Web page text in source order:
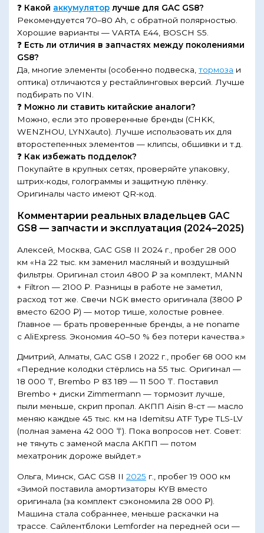
❓ Какой аккумулятор лучше для GAC GS8?
Рекомендуется 70–80 Ah, с обратной полярностью.
Хорошие варианты — VARTA E44, BOSCH S5.
❓ Есть ли отличия в запчастях между поколениями
GS8?
Да, многие элементы (особенно подвеска,тормоза и
оптика) отличаются у рестайлинговых версий. Лучше
подбирать по VIN.
❓ Можно ли ставить китайские аналоги?
Можно, если это проверенные бренды (CHKK,
WENZHOU, LYNXauto). Лучше использовать их для
второстепенных элементов — клипсы, обшивки и т.д.
❓ Как избежать подделок?
Покупайте в крупных сетях, проверяйте упаковку,
штрих-коды, голограммы и защитную плёнку.
Оригиналы часто имеют QR-код.
Комментарии реальных владельцев GAC
GS8 — запчасти и эксплуатация (2024–2025)
Алексей, Москва, GAC GS8 II 2024 г., пробег 28 000
км «На 22 тыс. км заменил масляный и воздушный
фильтры. Оригинал стоил 4800 ₽ за комплект, MANN
+ Filtron — 2100 ₽. Разницы в работе не заметил,
расход тот же. Свечи NGK вместо оригинала (3800 ₽
вместо 6200 ₽) — мотор тише, холостые ровнее.
Главное — брать проверенные бренды, а не noname
с AliExpress. Экономия 40–50 % без потери качества.»
Дмитрий, Алматы, GAC GS8 I 2022 г., пробег 68 000 км
«Передние колодки стёрлись на 55 тыс. Оригинал —
18 000 ₸, Brembo P 83 189 — 11 500 ₸. Поставил
Brembo + диски Zimmermann — тормозит лучше,
пыли меньше, скрип пропал. АКПП Aisin 8-ст — масло
меняю каждые 45 тыс. км на Idemitsu ATF Type TLS-LV
(полная замена 42 000 ₸). Пока вопросов нет. Совет:
не тянуть с заменой масла АКПП — потом
мехатроник дороже выйдет.»
Ольга, Минск, GAC GS8 II2025 г., пробег 19 000 км
«Зимой поставила амортизаторы KYB вместо
оригинала (за комплект сэкономила 28 000 ₽).
Машина стала собраннее, меньше раскачки на
трассе. Сайлентблоки Lemforder на передней оси —